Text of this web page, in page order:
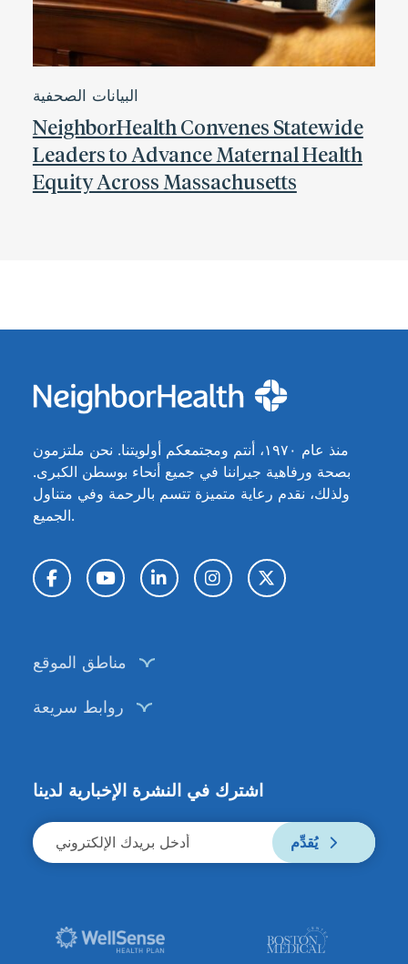
البيانات الصحفية
NeighborHealth Convenes Statewide
Leaders to Advance Maternal Health
Equity Across Massachusetts
منذ عام ١٩٧٠، أنتم ومجتمعكم أولويتنا. نحن ملتزمون
بصحة ورفاهية جيراننا في جميع أنحاء بوسطن الكبرى.
ولذلك، نقدم رعاية متميزة تتسم بالرحمة وفي متناول
الجميع.
فيسبوكيوتيوب لينكد إنإنستغرام
مناطق الموقع
روابط سريعة
اشترك في النشرة الإخبارية لدينا
يُقدِّم